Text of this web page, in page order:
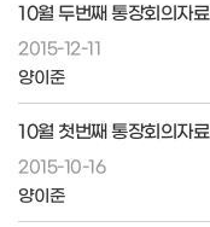
10월 두번째 통장회의자료
2015-12-11
양이준
10월 첫번째 통장회의자료
2015-10-16
양이준